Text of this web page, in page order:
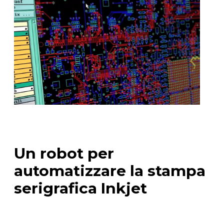
Un robot per
automatizzare la stampa
serigrafica Inkjet